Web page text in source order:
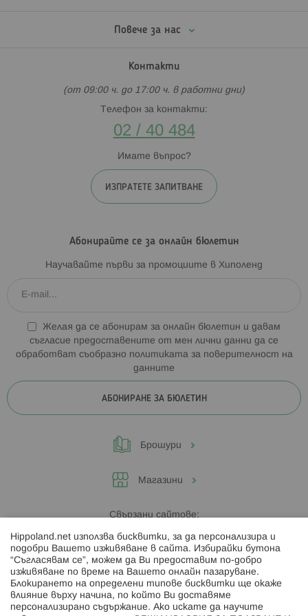
Повече за нас
Контакти
(от 09:00 ч. до 17:00 ч. в работни дни)
Телефон за контакти:
02 / 40 484
Имате въпрос?
ИЗПРАТЕТЕ ЗАПИТВАНЕ
Абонирайте се за онлайн бюлетин
Научавайте първи за промоциите в Хиполенд
Желая да се абонирам за онлайн бюлетин и давам
съгласие предоставените от мен лични данни да се
обработват съобразно политиката за поверителност на
данните
АБОНИРАНЕ ЗА БЮЛЕТИН
Брошури
Магазини
Свързани сайтове:
Hippoland.ro
Последвайте ни:
Hippoland.net използва бисквитки, за да персонализира и
подобри Вашето изживяване в сайта. Избирайки бутона
“Съгласявам се”, можем да Ви предоставим по-добро
изживяване по време на Вашето онлайн пазаруване.
Блокирането на определени типове бисквитки ще окаже
влияние върху начина, по който Ви доставяме
персонализирано съдържание. Ако искате да научите